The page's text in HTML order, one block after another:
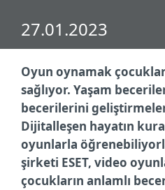
27.01.2023
Oyun oynamak
sağlıyor. Yaşam
becerilerini
Dijitalleşen hayatın
oyunlarla
şirketi ESET, video
çocukların anlamlı